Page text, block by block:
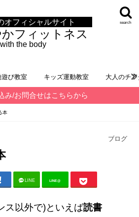
オフィシャルサイト
フィットネス
the body
search
び教室 キッズ運動教室 大人のチ
み/お問合せはこちらから
本
ブログ
LINE LINE@
ス以外で)といえば読書